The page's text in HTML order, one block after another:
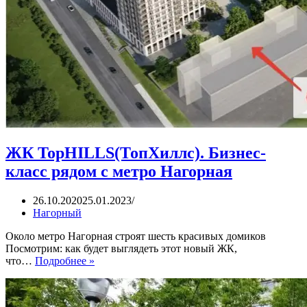
ЖК TopHILLS(ТопХиллс). Бизнес-
класс рядом с метро Нагорная
26.10.202025.01.2023
Нагорный
Около метро Нагорная строят шесть красивых домиков
Посмотрим: как будет выглядеть этот новый ЖК,
что… Подробнее »
Бизнес-
класс